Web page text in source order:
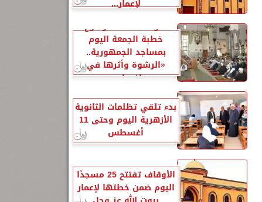
لإعمار...
الأوقاف تحدد موضوع
خطبة الجمعة اليوم
بمساجد الجمهورية..
«الرشوة وأثرها في
إفساد...
بدء تلقي تظلمات الثانوية
الأزهرية اليوم وحتى 11
أغسطس
الأوقاف تفتتح 25 مسجدًا
اليوم ضمن خطتها لإعمار